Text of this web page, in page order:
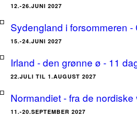
12.-26.JUNI 2027
Sydengland i forsommeren
15.-24.JUNI 2027
Irland - den grønne ø - 11
22.JULI TIL 1.AUGUST 2027
Normandiet - fra de
11.-20.SEPTEMBER 2027